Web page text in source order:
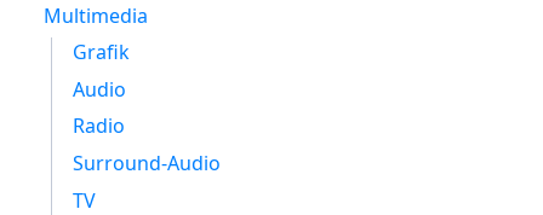
Multimedia
Grafik
Audio
Radio
Surround-Audio
TV